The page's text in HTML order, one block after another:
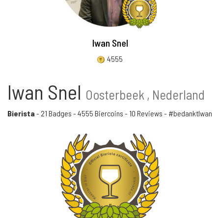
Iwan Snel
4555
Iwan Snel Oosterbeek , Nederland
Bierista - 21 Badges - 4555 Biercoins - 10 Reviews - #bedanktIwan